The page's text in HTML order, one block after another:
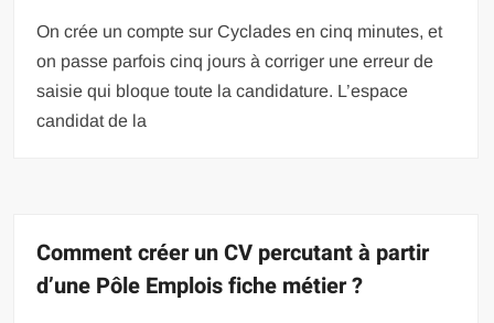
On crée un compte sur Cyclades en cinq minutes, et
on passe parfois cinq jours à corriger une erreur de
saisie qui bloque toute la candidature. L’espace
candidat de la
Comment créer un CV percutant à partir
d’une Pôle Emplois fiche métier ?